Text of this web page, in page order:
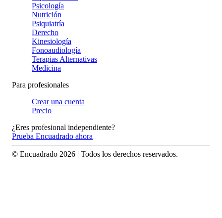
Psicología
Nutrición
Psiquiatría
Derecho
Kinesiología
Fonoaudiología
Terapias Alternativas
Medicina
Para profesionales
Crear una cuenta
Precio
¿Eres profesional independiente?
Prueba Encuadrado ahora
© Encuadrado 2026 | Todos los derechos reservados.